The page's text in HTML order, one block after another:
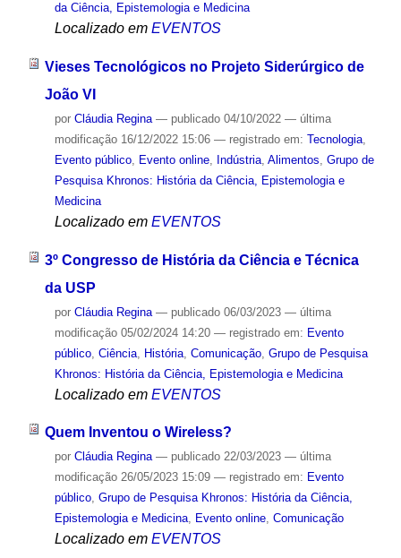
da Ciência, Epistemologia e Medicina
Localizado em EVENTOS
Vieses Tecnológicos no Projeto Siderúrgico de
João VI
por Cláudia Regina — publicado04/10/2022 — última
modificação16/12/2022 15:06 — registrado em: Tecnologia,
Evento público, Evento online, Indústria, Alimentos Grupo de
Pesquisa Khronos: História da Ciência, Epistemologia e
Medicina
Localizado em EVENTOS
3º Congresso de História da Ciência e Técnica
da USP
por Cláudia Regina — publicado06/03/2023 — última
modificação05/02/2024 14:20 — registrado em: Evento
público, Ciência, História, Comunicação, Grupo de Pesquisa
Khronos: História da Ciência, Epistemologia e Medicina
Localizado em EVENTOS
Quem Inventou o Wireless?
por Cláudia Regina — publicado22/03/2023 — última
modificação26/05/2023 15:09 — registrado em: Evento
público, Grupo de Pesquisa Khronos: História da Ciência,
Epistemologia e Medicina, Evento online, Comunicação
Localizado em EVENTOS